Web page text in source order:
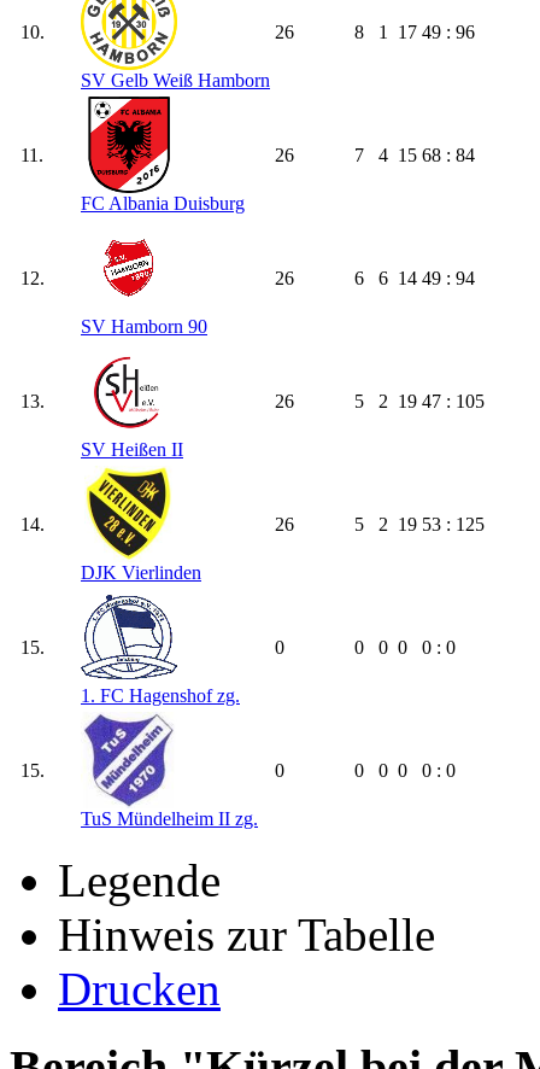
10.
SV Gelb Weiß Hamborn
26 8 1 17 49 : 96
11.
FC Albania Duisburg
26 7 4 15 68 : 84
12.
SV Hamborn 90
26 6 6 14 49 : 94
13.
SV Heißen II
26 5 2 19 47 : 105
14.
DJK Vierlinden
26 5 2 19 53 : 125
15.
1. FC Hagenshof zg.
0 0 0 0 0 : 0
15.
TuS Mündelheim II zg.
0 0 0 0 0 : 0
Legende
Hinweis zur Tabelle
Drucken